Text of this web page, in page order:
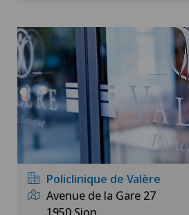
Policlinique de Valère
Avenue de la Gare 27